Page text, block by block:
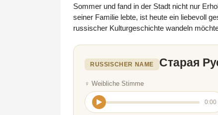
Sommer und fand in der Stadt nicht nur
seiner Familie lebte, ist heute ein liebevoll
russischer Kulturgeschichte wandeln
RUSSISCHER NAME Старая
♀ Weibliche Stimme
0:00